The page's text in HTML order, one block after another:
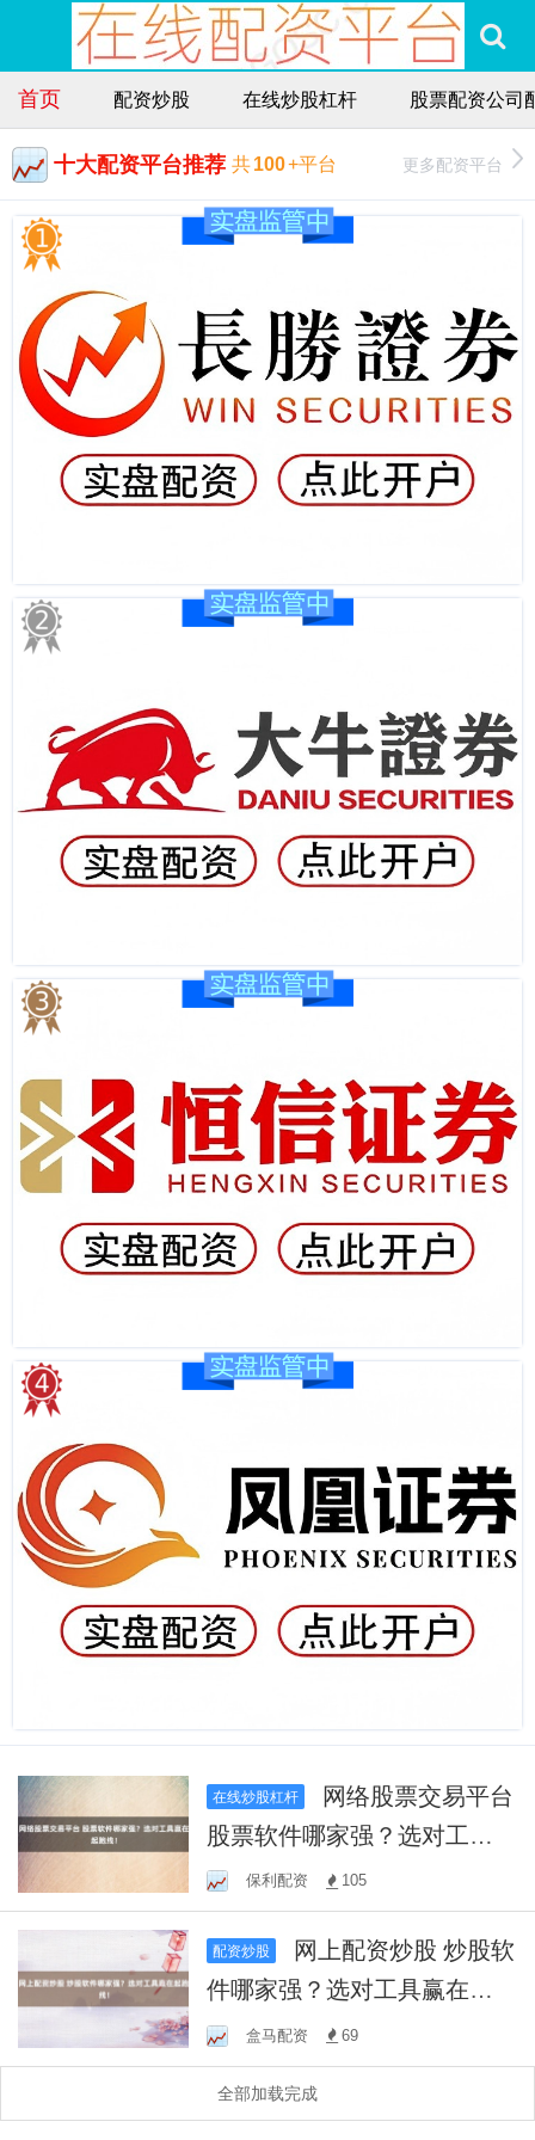
首页 配资炒股 在线炒股杠杆 股票配资公司
十大配资平台推荐 共100+平台 更多配资平台
在线炒股杠杆
股票软件哪家强？选对工具
赢在起跑线！
保利配资 105
配资炒股
件哪家强？选对工具赢在起
跑线！盒马配资 69
全部加载完成